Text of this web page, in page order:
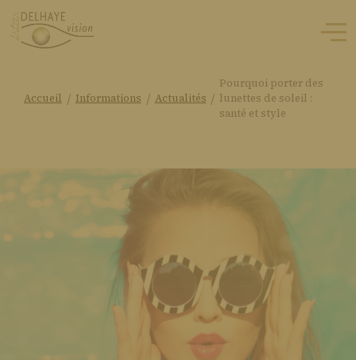
Accueil / Informations / Actualités /
Pourquoi porter des
lunettes de soleil :
santé et style